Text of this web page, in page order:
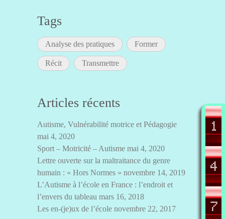
Tags
Analyse des pratiques Former
Récit Transmettre
Articles récents
Autisme, Vulnérabilité motrice et Pédagogie
mai 4, 2020
Sport – Motricité – Autisme mai 4, 2020
Lettre ouverte sur la maltraitance du genre
humain : « Hors Normes » novembre 14, 2019
L’Autisme à l’école en France : l’endroit et
l’envers du tableau mars 16, 2018
Les en-(je)ux de l’école novembre 22, 2017